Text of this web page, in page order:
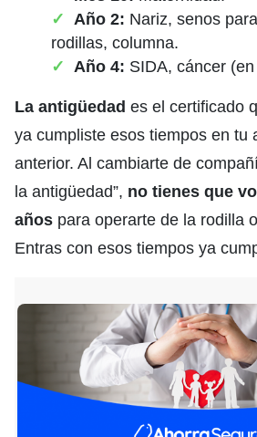
Año 2: Nariz, senos
rodillas, columna.
Año 4: SIDA, cáncer
La antigüedad es el certificado
ya cumpliste esos tiempos en tu
anterior. Al cambiarte de
la antigüedad”, no tienes que
años para operarte de la rodilla
Entras con esos tiempos ya